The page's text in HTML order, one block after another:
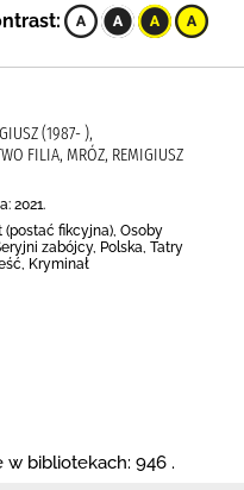
(1987- ),
FILIA, MRÓZ, REMIGIUSZ
2021.
(postać fikcyjna), Osoby
zabójcy, Polska, Tatry
Kryminał
w bibliotekach: 946 .